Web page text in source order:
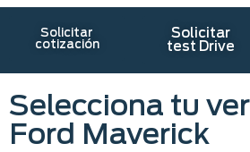
Solicitar
cotización
Solicitar
test Drive
Selecciona tu
Ford Maverick